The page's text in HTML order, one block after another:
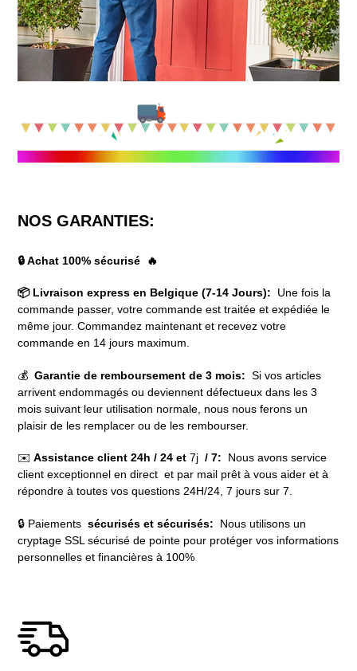
NOS GARANTIES:
🔒 Achat 100% sécurisé 🔥
📦 Livraison express en Belgique (7-14 Jours):
Une fois la
commande passer, votre commande est traitée et expédiée le
même jour. Commandez maintenant et recevez votre
commande en 14 jours maximum.
💰 Garantie de remboursement de 3 mois: Si vos articles
arrivent endommagés ou deviennent défectueux dans les 3
mois suivant leur utilisation normale, nous nous ferons un
plaisir de les remplacer ou de les rembourser.
✉️ Assistance client 24h / 24 et 7j / 7:
Nous avons service
client exceptionnel en direct et par mail prêt à vous aider et à
répondre à toutes vos questions 24H/24, 7 jours sur 7.
🔒 Paiements sécurisés et sécurisés: Nous utilisons un
cryptage SSL sécurisé de pointe pour protéger vos informations
personnelles et financières à 100%